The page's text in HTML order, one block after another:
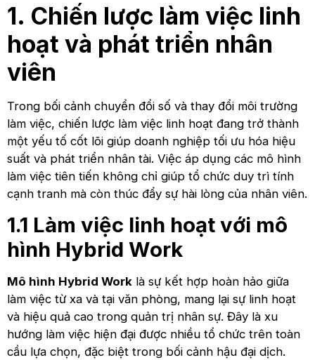
1. Chiến lược làm việc linh
hoạt và phát triển nhân
viên
Trong bối cảnh chuyển đổi số và thay đổi môi trường
làm việc, chiến lược làm việc linh hoạt đang trở thành
một yếu tố cốt lõi giúp doanh nghiệp tối ưu hóa hiệu
suất và phát triển nhân tài. Việc áp dụng các mô hình
làm việc tiên tiến không chỉ giúp tổ chức duy trì tính
cạnh tranh mà còn thúc đẩy sự hài lòng của nhân viên.
1.1 Làm việc linh hoạt với mô
hình Hybrid Work
Mô hình Hybrid Work là sự kết hợp hoàn hảo giữa
làm việc từ xa và tại văn phòng, mang lại sự linh hoạt
và hiệu quả cao trong quản trị nhân sự. Đây là xu
hướng làm việc hiện đại được nhiều tổ chức trên toàn
cầu lựa chọn, đặc biệt trong bối cảnh hậu đại dịch.